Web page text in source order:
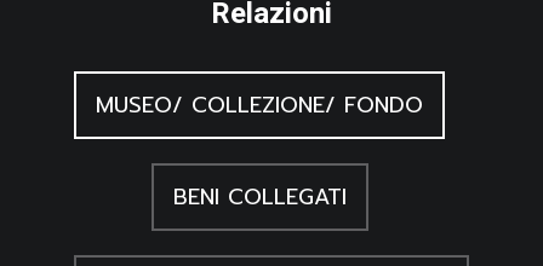
Relazioni
MUSEO/ COLLEZIONE/ FONDO
BENI COLLEGATI